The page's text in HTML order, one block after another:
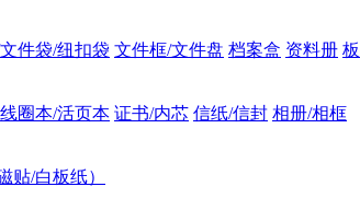
件袋/纽扣袋 文件框/文件盘 档案盒 资料册
线圈本/活页本 证书/内芯 信纸/信封 相册/相框
贴/白板纸）